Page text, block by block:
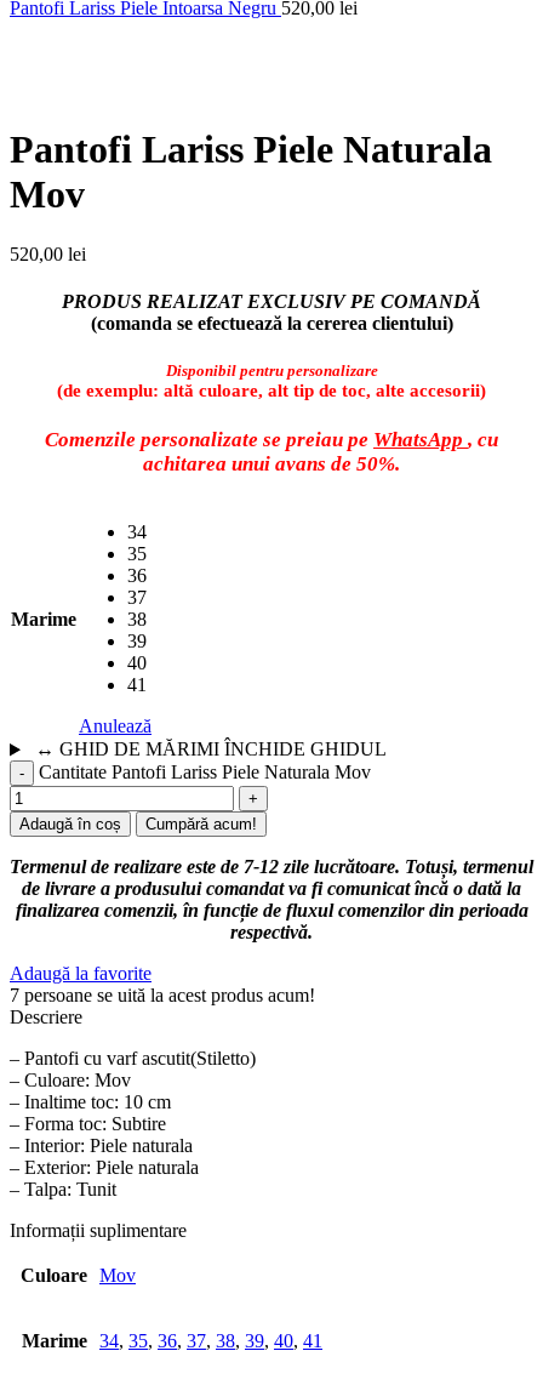
Pantofi Lariss Piele Intoarsa Negru 520,00 lei
Pantofi Lariss Piele Naturala
Mov
520,00 lei
PRODUS REALIZAT EXCLUSIV PE COMANDĂ
(comanda se efectuează la cererea clientului)
Disponibil pentru personalizare
(de exemplu: altă culoare, alt tip de toc, alte accesorii)
Comenzile personalizate se preiau pe WhatsApp , cu
achitarea unui avans de 50%.
Marime
34
35
36
37
38
39
40
41
Anulează
↔ GHID DE MĂRIMI ÎNCHIDE GHIDUL
Cantitate Pantofi Lariss Piele Naturala Mov
Adaugă în coș Cumpără acum!
Termenul de realizare este de 7-12 zile lucrătoare. Totuși, termenul
de livrare a produsului comandat va fi comunicat încă o dată la
finalizarea comenzii, în funcție de fluxul comenzilor din perioada
respectivă.
Adaugă la favorite
7 persoane se uită la acest produs acum!
Descriere
– Pantofi cu varf ascutit(Stiletto)
– Culoare: Mov
– Inaltime toc: 10 cm
– Forma toc: Subtire
– Interior: Piele naturala
– Exterior: Piele naturala
– Talpa: Tunit
Informații suplimentare
Culoare Mov
Marime 34, 35, 36, 37, 38, 39, 40, 41